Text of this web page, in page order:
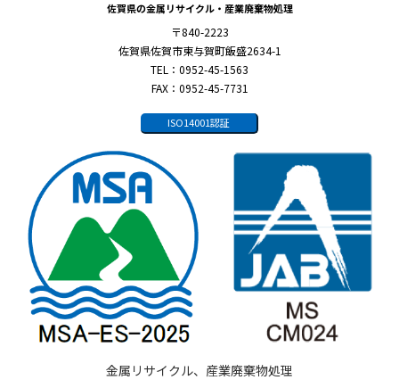
佐賀県の金属リサイクル・産業廃棄物処理
〒840-2223
佐賀県佐賀市東与賀町飯盛2634-1
TEL：0952-45-1563
FAX：0952-45-7731
ISO14001認証
金属リサイクル、産業廃棄物処理